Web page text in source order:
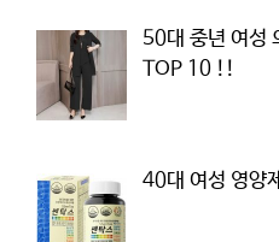
50대 중년 여성
TOP 10 !!
40대 여성 영양